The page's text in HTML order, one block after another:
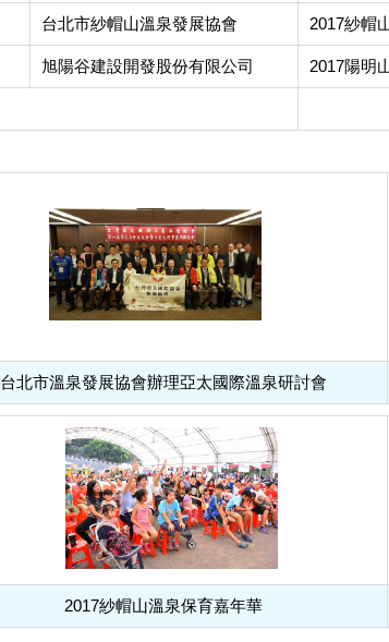
台北市紗帽山溫泉發展協會 2017紗帽
旭陽谷建設開發股份有限公司 2017陽明
台北市溫泉發展協會辦理亞太國際溫泉研討會
2017紗帽山溫泉保育嘉年華